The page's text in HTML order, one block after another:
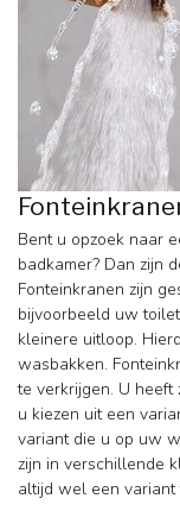
Bent u opzoek naar
badkamer? Dan zijn
Fonteinkranen zijn
bijvoorbeeld uw
kleinere uitloop.
wasbakken.
te verkrijgen. U heeft
u kiezen uit een
variant die u op uw
zijn in verschillende
altijd wel een